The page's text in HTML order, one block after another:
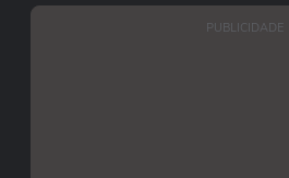
PUBLICIDADE